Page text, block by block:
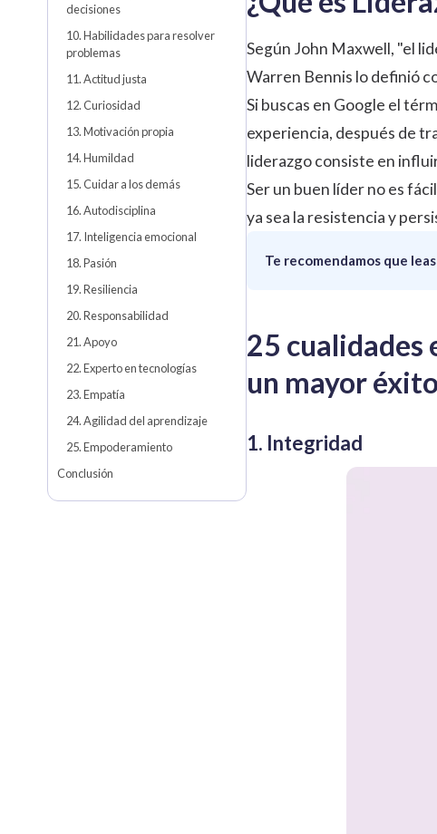
decisiones
10. Habilidades para resolver
problemas
11. Actitud justa
12. Curiosidad
13. Motivación propia
14. Humildad
15. Cuidar a los demás
16. Autodisciplina
17. Inteligencia emocional
18. Pasión
19. Resiliencia
20. Responsabilidad
21. Apoyo
22. Experto en tecnologías
23. Empatía
24. Agilidad del aprendizaje
25. Empoderamiento
Conclusión
Según John Maxwell, "el
Warren Bennis lo definió
Si buscas en Google el
experiencia, después de
liderazgo consiste en
Ser un buen líder no es
ya sea la resistencia y
Te recomendamos que
25 cualidades
un mayor éxito
1. Integridad